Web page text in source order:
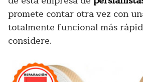
promete contar otra vez con
totalmente funcional más
considere.